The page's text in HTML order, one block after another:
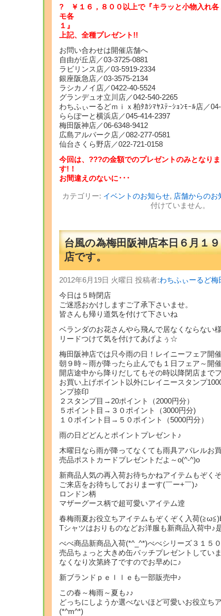
? ￥１６，８００以上で『キラッと小物入れ各
モ各
上記、全種プレゼント!!
お問い合わせは開催店舗へ
自由が丘店／03-3725-0881
ラビリンス店／03-5919-2334
銀座阪急店／03-3575-2134
ラシカノイ店／0422-40-5524
グランデュオ立川店／042-540-2265
わちふぃーるどｍｉｘ柏ﾀｶｼﾏﾔｽﾃｰｼｮﾝﾓｰﾙ店／
ららぽーと横浜店／045-414-2397
梅田阪神店／06-6348-9412
広島アルパーク店／082-277-0581
仙台さくら野店／022-721-0158
今回は、???の金額でのプレゼントのみとなりま
す
お間違えのないに･･･
カテゴリー: イベントのお知らせ, 店舗からのお
付けていません。
台風の為梅田阪神店本日６月１
店です。
2012年6月19日 火曜日 投稿者:わちふぃーるど梅
今日は５時閉店
ご迷惑おかけしますご了承下さいませ。
皆さんも帰り道気を付けて下さいね
ベランダのお花さんやら飛んで居なくならない
リードつけて気を付けてあげよぅ☆
梅田阪神店では只今雨の日！レイニーフェア開
朝９時～雨が降ったら止んでも１日フェア～開
開店途中から降りだしてもその時以降閉店まで
お買い上げポイント以外にレイニースタンプ
ンプ捺印
２スタンプ目→20ポイント（2000円分）
５ポイント目→３０ポイント（3000円分)
１０ポイント目→５０ポイント（5000円分）
雨の日どどんとポイントプレゼント♪
木曜日なら雨が降ってなくても雨具アパレルお
売品ポストカードプレゼントだよ～o(^-^)o
新商品人気の再入荷お待ちかねアイテムもぞく
ご来店をお待ちしておりまーす(￣ー+￣)♪
ロンドン柄
マザーグース柄で超可愛いアイテム逹
春梅雨夏お役立ちアイテムもぞくぞく入荷
Tシャツはおりものなどお洋服も新商品入荷中♪
べべ商品新商品入荷(*^_^*)べべシリーズ３１５
売品ちょっと大きめ缶バッチプレゼントしてい
なくなり次第終了ですのでお早めに♪
新ブランドｐｅｌｌｅも一部販売中♪
この春～梅雨～夏も♪♪
どっちにしようか選べないほど可愛いお役立ち
(*^m^*)